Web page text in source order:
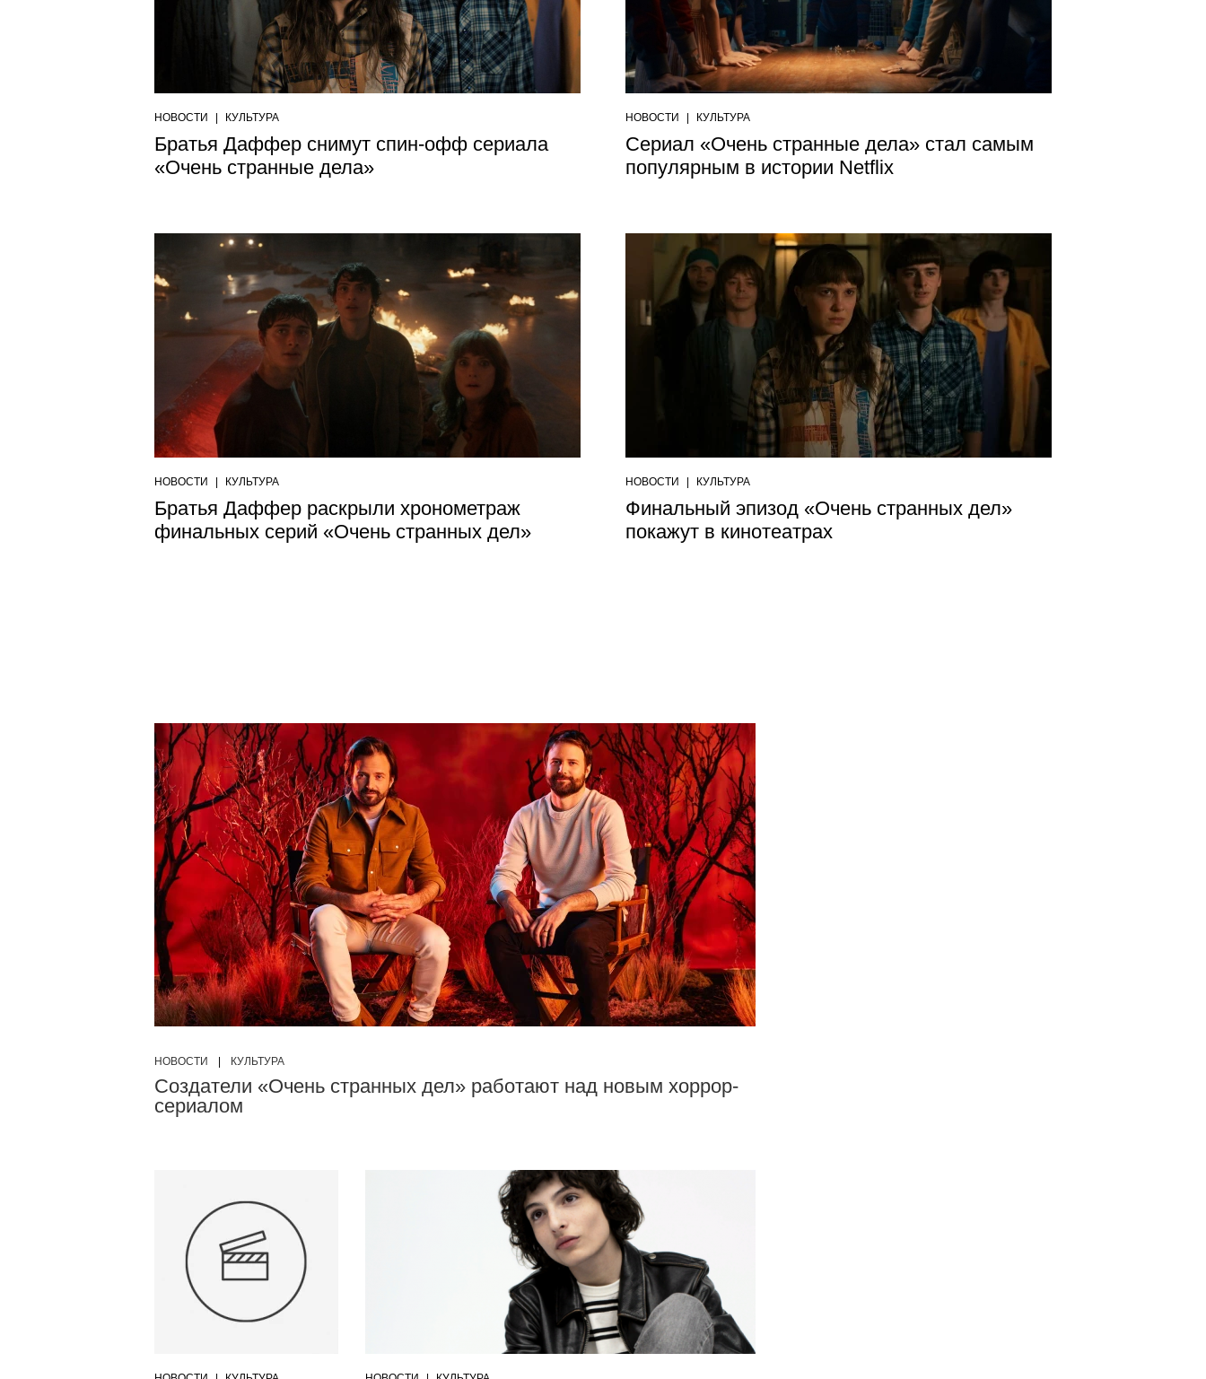
НОВОСТИ КУЛЬТУРА
Братья Даффер снимут спин-офф сериала
«Очень странные дела»
НОВОСТИ КУЛЬТУРА
Сериал «Очень странные дела» стал самым
популярным в истории Netflix
НОВОСТИ КУЛЬТУРА
Братья Даффер раскрыли хронометраж
финальных серий «Очень странных дел»
НОВОСТИ КУЛЬТУРА
Финальный эпизод «Очень странных дел»
покажут в кинотеатрах
НОВОСТИ КУЛЬТУРА
Создатели «Очень странных дел» работают над новым хоррор-
сериалом